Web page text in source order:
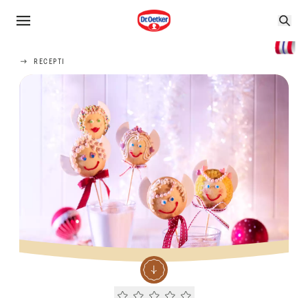
RECEPTI
Current rating 0.0. Click to rate.